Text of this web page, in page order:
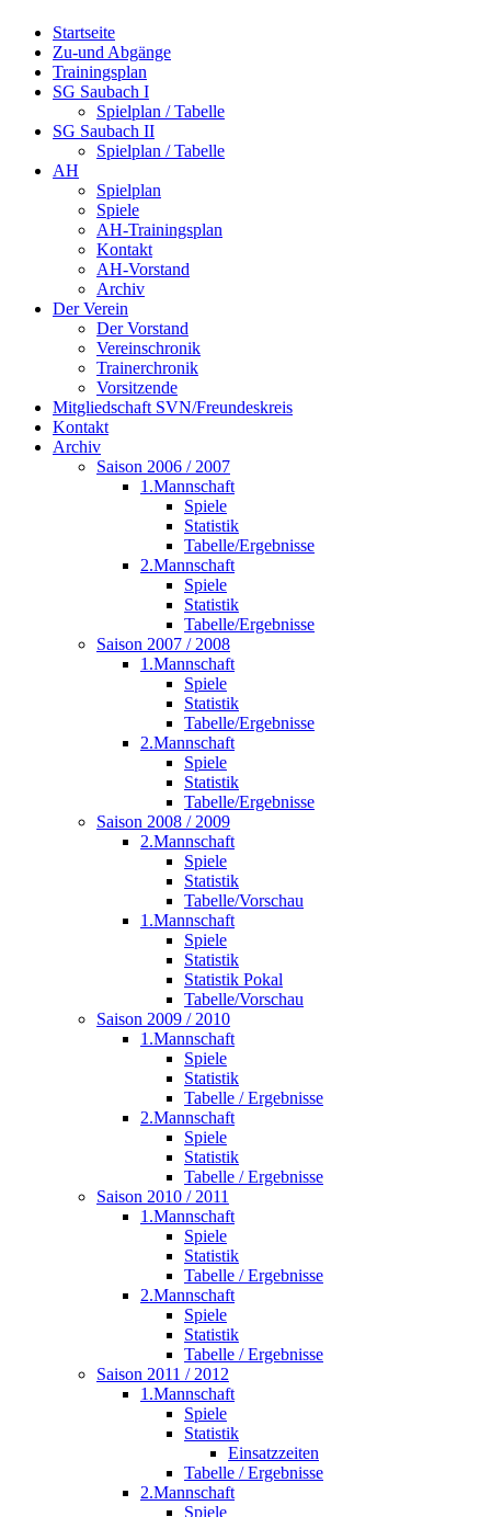
Startseite
Zu-und Abgänge
Trainingsplan
SG Saubach I
Spielplan / Tabelle
SG Saubach II
Spielplan / Tabelle
AH
Spielplan
Spiele
AH-Trainingsplan
Kontakt
AH-Vorstand
Archiv
Der Verein
Der Vorstand
Vereinschronik
Trainerchronik
Vorsitzende
Mitgliedschaft SVN/Freundeskreis
Kontakt
Archiv
Saison 2006 / 2007
1.Mannschaft
Spiele
Statistik
Tabelle/Ergebnisse
2.Mannschaft
Spiele
Statistik
Tabelle/Ergebnisse
Saison 2007 / 2008
1.Mannschaft
Spiele
Statistik
Tabelle/Ergebnisse
2.Mannschaft
Spiele
Statistik
Tabelle/Ergebnisse
Saison 2008 / 2009
2.Mannschaft
Spiele
Statistik
Tabelle/Vorschau
1.Mannschaft
Spiele
Statistik
Statistik Pokal
Tabelle/Vorschau
Saison 2009 / 2010
1.Mannschaft
Spiele
Statistik
Tabelle / Ergebnisse
2.Mannschaft
Spiele
Statistik
Tabelle / Ergebnisse
Saison 2010 / 2011
1.Mannschaft
Spiele
Statistik
Tabelle / Ergebnisse
2.Mannschaft
Spiele
Statistik
Tabelle / Ergebnisse
Saison 2011 / 2012
1.Mannschaft
Spiele
Statistik
Einsatzzeiten
Tabelle / Ergebnisse
2.Mannschaft
Spiele